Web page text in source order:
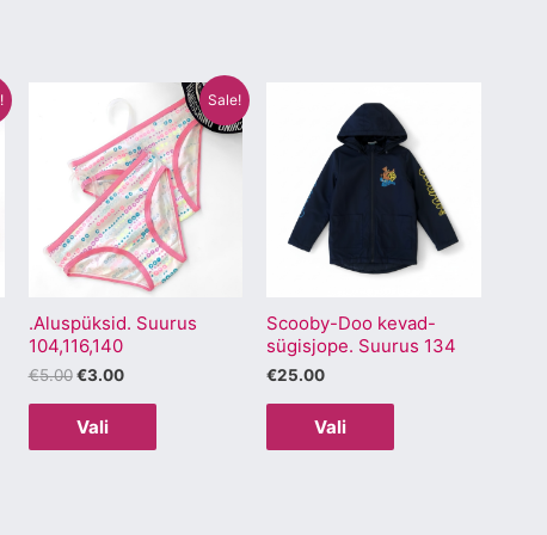
Sale!
.Aluspüksid. Suurus
104,116,140
€5.00
€5.00.
€3.00
Praegune
hind
on:
€3.00.
Vali
Sellel
tootel
on
mitu
varianti.
Valikuid
saab
teha
Scooby-Doo kevad-
sügisjope. Suurus 134
€25.00
Vali
tootel
on
mitu
varianti.
Valikuid
teha
tootelehel.